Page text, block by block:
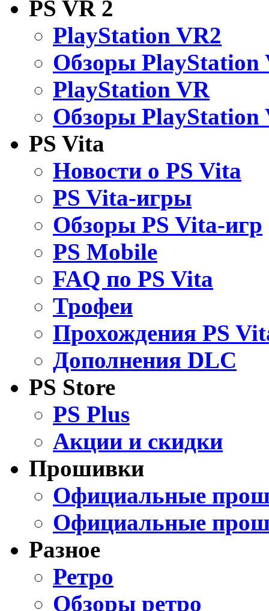
PS VR 2
PlayStation VR2
Обзоры PlayStation
PlayStation VR
Обзоры PlayStation
PS Vita
Новости о PS Vita
PS Vita-игры
Обзоры PS Vita-игр
PS Mobile
FAQ по PS Vita
Трофеи
Прохождения PS
Дополнения DLC
PS Store
PS Plus
Акции и скидки
Прошивки
Официальные
Официальные
Разное
Ретро
Обзоры ретро